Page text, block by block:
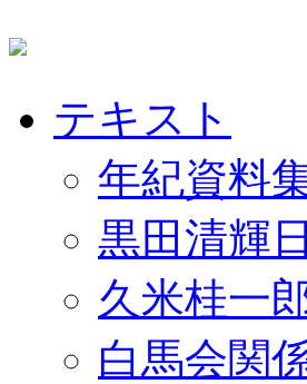
テキスト
年紀資料
黒田清輝
久米桂一
白馬会関